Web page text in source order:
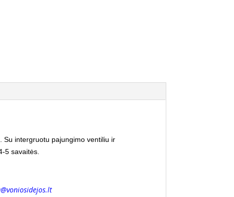
Su intergruotu pajungimo ventiliu ir
5 savaitės.